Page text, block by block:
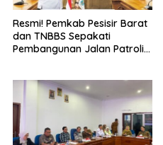
Resmi! Pemkab Pesisir Barat
dan TNBBS Sepakati
Pembangunan Jalan Patroli